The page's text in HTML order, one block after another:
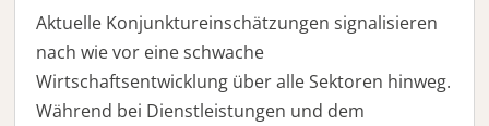
Aktuelle Konjunktureinschätzungen signalisieren
nach wie vor eine schwache
Wirtschaftsentwicklung über alle Sektoren hinweg.
Während bei Dienstleistungen und dem